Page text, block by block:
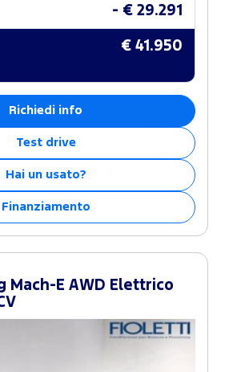
- € 29.291
€ 41.950
Richiedi info
Test drive
Hai un usato?
Finanziamento
Mach-E AWD Elettrico